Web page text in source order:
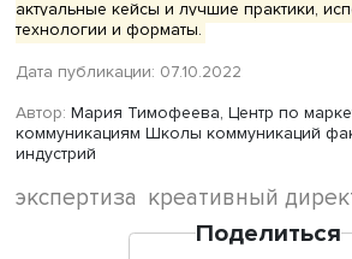
Без слаженной работы коллектива
проблематично. Поэтому каждый
ищут не только эйчары. О нем
у знакомых на рынке, спрашивает
отношениях в коллективе.
быть в своем деле лучше, чем я», —
выполнены на высочайшем уровне.
Реклам-Конструктор» — конкурс